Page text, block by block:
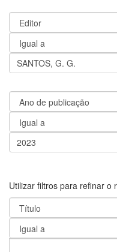
Utilizar filtros para refinar o